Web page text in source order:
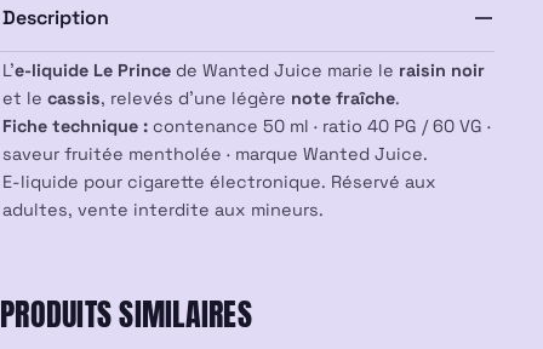
Wanted
Description
L’e-liquide Le Prince de Wanted Juice marie le raisin noir
et le cassis, relevés d’une légère note fraîche.
Fiche technique : contenance 50 ml · ratio 40 PG / 60 VG ·
saveur fruitée mentholée · marque Wanted Juice.
E-liquide pour cigarette électronique. Réservé aux
adultes, vente interdite aux mineurs.
PRODUITS SIMILAIRES